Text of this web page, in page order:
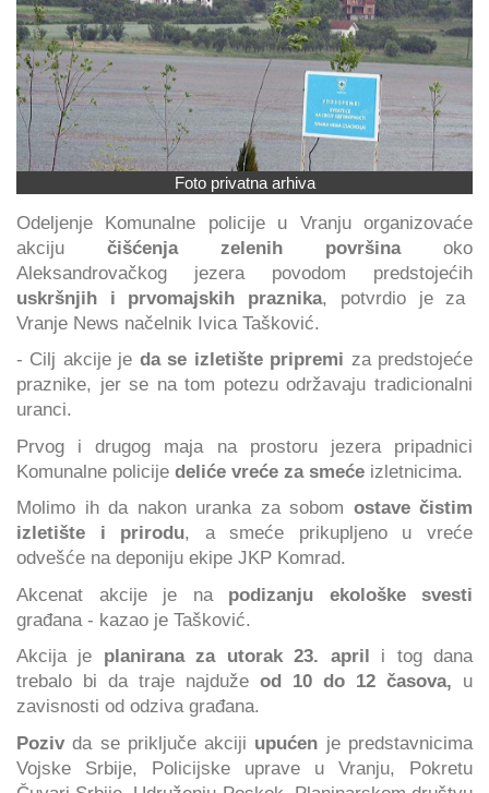
Foto privatna arhiva
Odeljenje Komunalne policije u Vranju organizovaće
akciju čišćenja zelenih površinaoko
Aleksandrovačkog jezera povodom predstojećih
uskršnjih i prvomajskih praznika, potvrdio je za
Vranje News načelnik Ivica Tašković.
- Cilj akcije je da se izletište pripremi za predstojeće
praznike, jer se na tom potezu održavaju tradicionalni
uranci.
Prvog i drugog maja na prostoru jezera pripadnici
Komunalne policije deliće vreće za smeće izletnicima.
Molimo ih da nakon uranka za sobom ostave čistim
izletište i prirodu, a smeće prikupljeno u vreće
odvešće na deponiju ekipe JKP Komrad.
Akcenat akcije je napodizanju ekološke svesti
građana - kazao je Tašković.
Akcija je planirana za utorak 23. april
i tog dana
trebalo bi da traje najduže od 10 do 12 časova, u
zavisnosti od odziva građana.
Pozivda se priključe akciji upućen je predstavnicima
Vojske Srbije, Policijske uprave u Vranju, Pokretu